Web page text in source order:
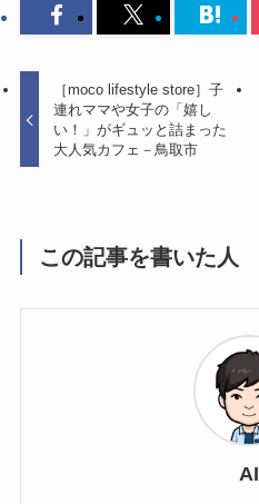
［moco lifestyle store］子
連れママや女子の「嬉し
い！」がギュッと詰まった
大人気カフェ－鳥取市
この記事を書いた人
AI